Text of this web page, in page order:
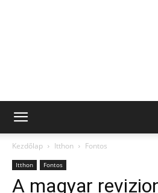
Kezdőlap Itthon Fontos
Itthon Fontos
A magyar